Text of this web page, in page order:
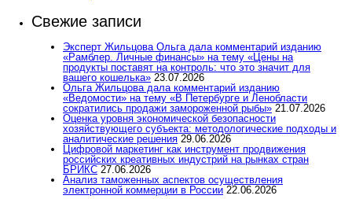
Свежие записи
Эксперт Жильцова Ольга дала комментарий изданию
«Рамблер. Личные финансы» на тему «Цены на
продукты поставят на контроль: что это значит для
вашего кошелька» 23.07.2026
Ольга Жильцова дала комментарий изданию
«Ведомости» на тему «В Петербурге и Ленобласти
сократились продажи замороженной рыбы» 21.07.2026
Оценка уровня экономической безопасности
хозяйствующего субъекта: методологические подходы и
аналитические решения 29.06.2026
Цифровой маркетинг как инструмент продвижения
российских креативных индустрий на рынках стран
БРИКС 27.06.2026
Анализ таможенных аспектов осуществления
электронной коммерции в России 22.06.2026